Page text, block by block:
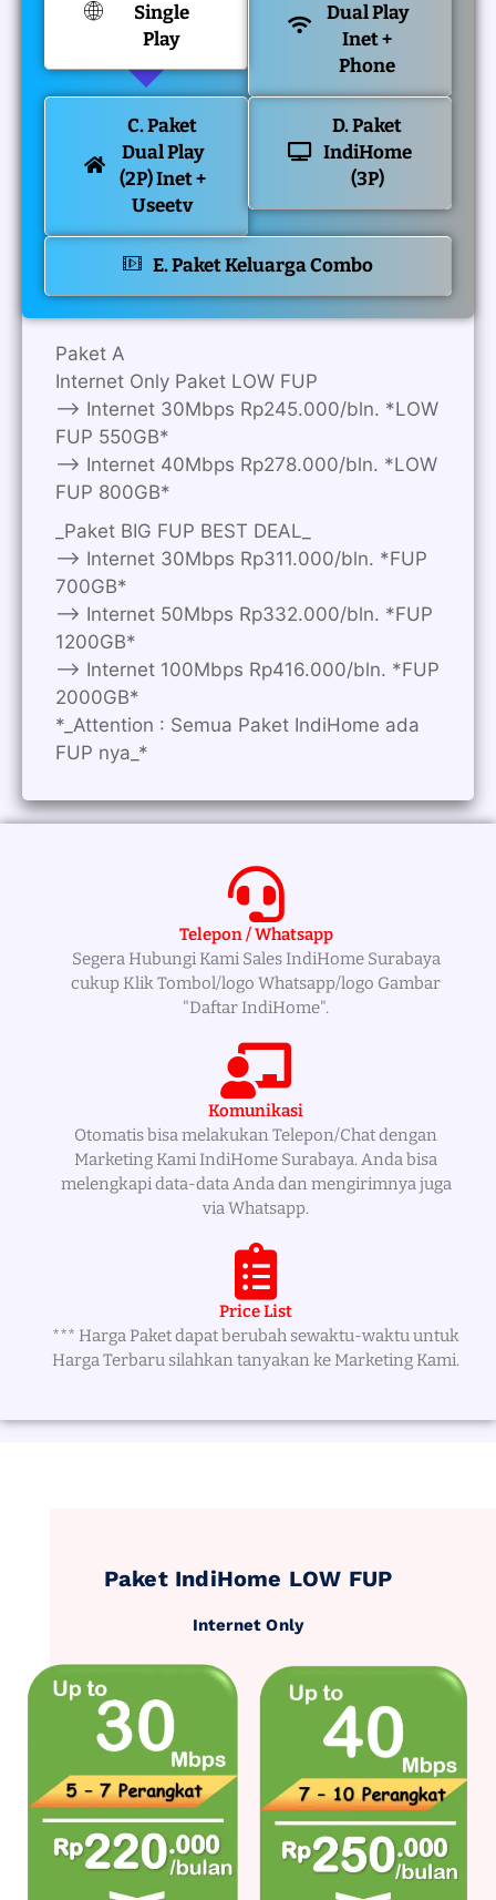
Single
Play
Dual Play
Inet +
Phone
C. Paket
Dual Play
(2P) Inet +
Useetv
D. Paket
IndiHome
(3P)
E. Paket Keluarga Combo
Paket A
Internet Only Paket LOW FUP
—> Internet 30Mbps Rp245.000/bln. *LOW
FUP 550GB*
—> Internet 40Mbps Rp278.000/bln. *LOW
FUP 800GB*
_Paket BIG FUP BEST DEAL_
—> Internet 30Mbps Rp311.000/bln. *FUP
700GB*
—> Internet 50Mbps Rp332.000/bln. *FUP
1200GB*
—> Internet 100Mbps Rp416.000/bln. *FUP
2000GB*
*_Attention : Semua Paket IndiHome ada
FUP nya_*
Telepon / Whatsapp
Segera Hubungi Kami Sales IndiHome Surabaya
cukup Klik Tombol/logo Whatsapp/logo Gambar
"Daftar IndiHome".
Komunikasi
Otomatis bisa melakukan Telepon/Chat dengan
Marketing Kami IndiHome Surabaya. Anda bisa
melengkapi data-data Anda dan mengirimnya juga
via Whatsapp.
Price List
*** Harga Paket dapat berubah sewaktu-waktu untuk
Harga Terbaru silahkan tanyakan ke Marketing Kami.
Paket IndiHome LOW FUP
Internet Only